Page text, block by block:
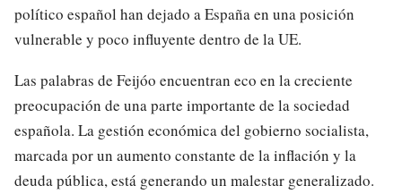
político español han dejado a España en una posición
vulnerable y poco influyente dentro de la UE.
Las palabras de Feijóo encuentran eco en la creciente
preocupación de una parte importante de la sociedad
española. La gestión económica del gobierno socialista,
marcada por un aumento constante de la inflación y la
deuda pública, está generando un malestar generalizado.